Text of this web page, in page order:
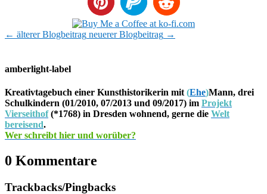
← älterer Blogbeitrag neuerer Blogbeitrag →
amberlight-label
Kreativtagebuch einer Kunsthistorikerin mit (Ehe)Mann, drei
Schulkindern (01/2010, 07/2013 und 09/2017) im Projekt
Vierseithof(*1768) in Dresden wohnend, gerne die Welt
bereisend.
Wer schreibt hier und worüber?
0 Kommentare
Trackbacks/Pingbacks